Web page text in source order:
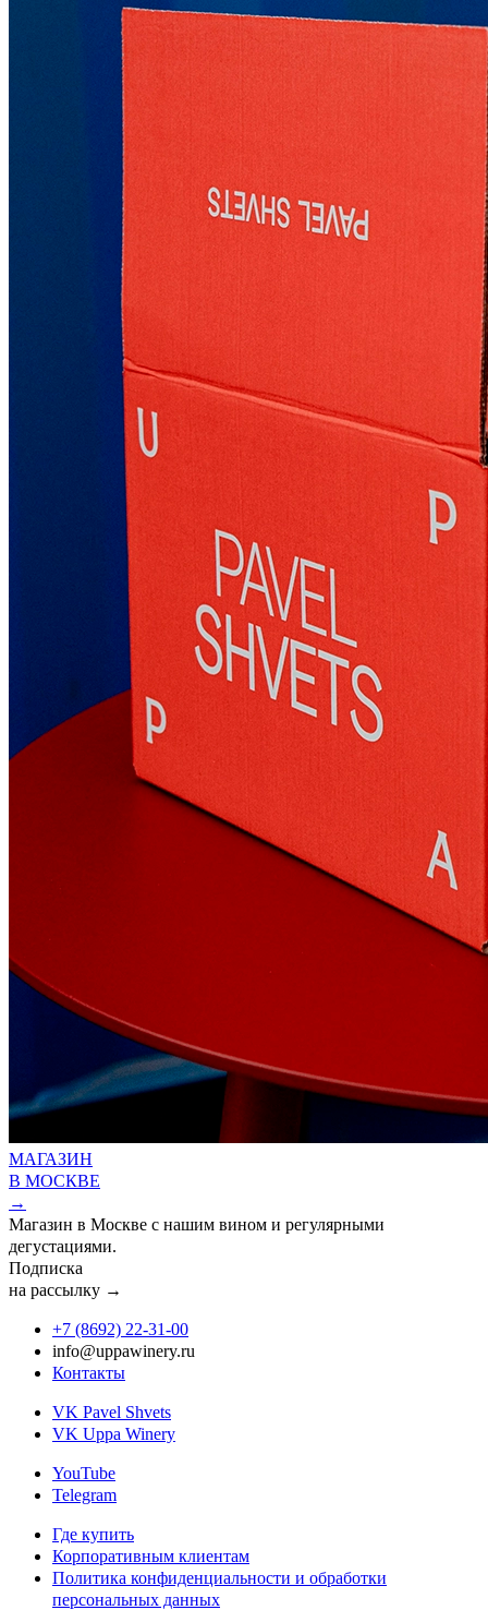
МАГАЗИН
В МОСКВЕ
→
Магазин в Москве с нашим вином и регулярными
дегустациями.
Подписка
на рассылку →
+7 (8692) 22‑31‑00
info@uppawinery.ru
Контакты
VK Pavel Shvets
VK Uppa Winery
YouTube
Telegram
Где купить
Корпоративным клиентам
Политика конфиденциальности и обработки
персональных данных